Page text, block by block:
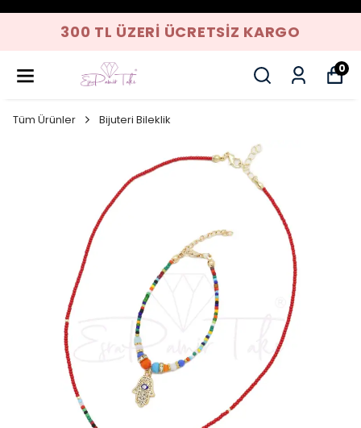
300 TL ÜZERI ÜCRETSIZ KARGO
0
Tüm Ürünler Bijuteri Bileklik